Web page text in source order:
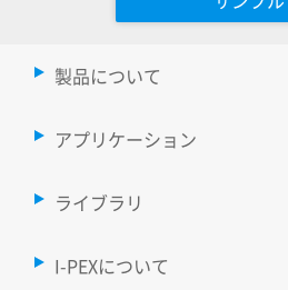
製品について
アプリケーション
ライブラリ
I-PEXについて